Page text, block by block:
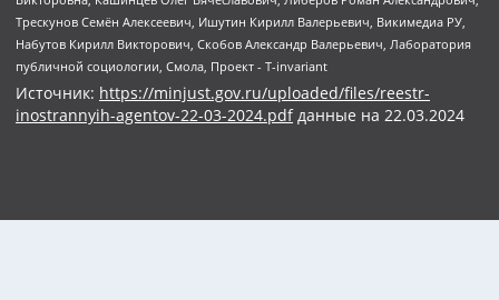
Источник: https://minjust.gov.ru/uploaded/files/reestr-
inostrannyih-agentov-22-03-2024.pdfданные на 22.03.2024